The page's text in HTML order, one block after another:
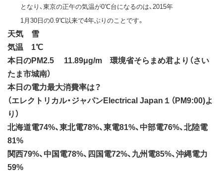
となり、東京の正午の気温が0℃台になるのは、2015年
1月30日の0.9℃以来で4年ぶりのことです。
天気 雪
気温 1℃
本日のPM2.5 11.89μg/m 環境省そらまめ君より（さい
たま市城南）
本日の電力最大消費率は？
（エレクトリカル・ジャパンElectrical Japan１（PM9:00)よ
り）
北海道電74%、東北電78%、東電81%、中部電76%、北陸電
81%
関西79%、中国電78%、四国電72%、九州電85%、沖縄電力
59%